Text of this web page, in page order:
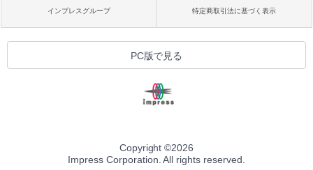
インプレスグループ 特定商取引法に基づく表示
PC版で見る
Copyright ©2026
Impress Corporation. All rights reserved.